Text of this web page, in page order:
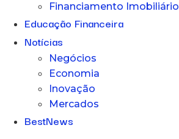
Financiamento Imobiliário
Educação Financeira
Notícias
Negócios
Economia
Inovação
Mercados
BestNews